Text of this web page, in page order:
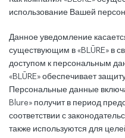
использование Вашей
Данное уведомление
существующим в «BLŪRE» в
доступом к персональным
«BLŪRE» обеспечивает
Персональные данные
Blure» получит в период
соответствии с
также используются для